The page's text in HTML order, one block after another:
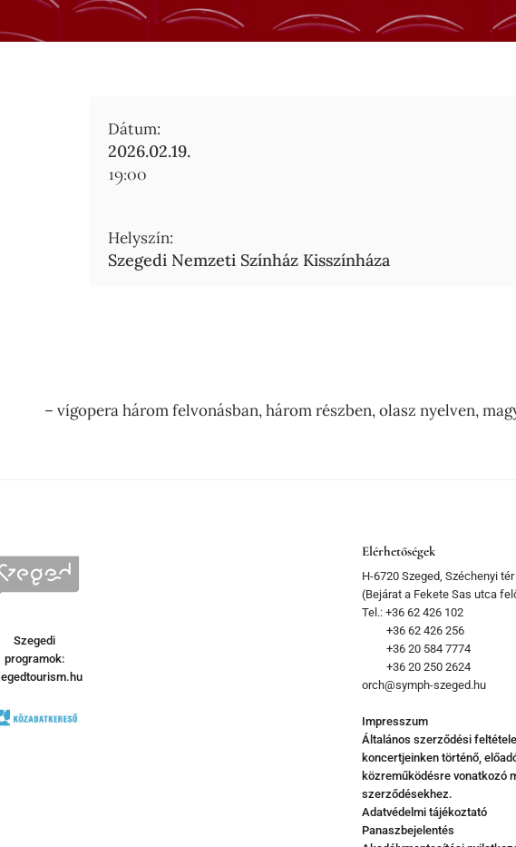
Dátum:
2026.02.19.
19:00
Helyszín:
Szegedi Nemzeti Színház Kisszínháza
– vígopera három felvonásban, három részben, olasz nyelven,
Szegedi
programok:
Elérhetőségek
H-6720 Szeged, Széchenyi tér
(Bejárat a Fekete Sas utca
Tel.: +36 62 426 102
+36 62 426 256
+36 20 584 7774
+36 20 250 2624
orch@symph-szeged.hu
Impresszum
Általános szerződési
koncertjeinken történő,
közreműködésre vonatkozó
szerződésekhez.
Adatvédelmi tájékoztató
Panaszbejelentés